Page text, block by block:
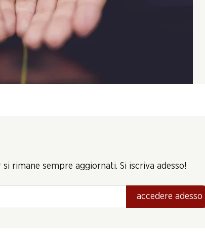
rimane sempre aggiornati. Si iscriva adesso!
accedere adesso